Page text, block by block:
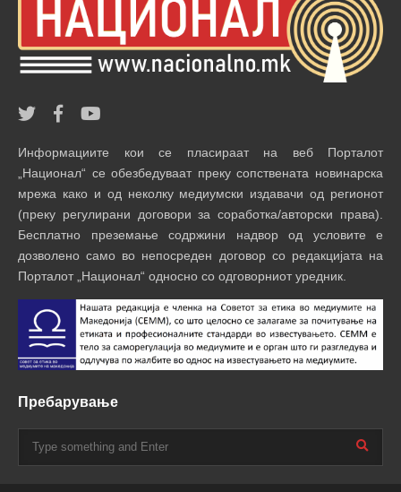
Информациите кои се пласираат на веб Порталот
„Национал“ се обезбедуваат преку сопствената новинарска
мрежа како и од неколку медиумски издавачи од регионот
(преку регулирани договори за соработка/авторски права).
Бесплатно преземање содржини надвор од условите е
дозволено само во непосреден договор со редакцијата на
Порталот „Национал“ односно со одговорниот уредник.
Пребарување